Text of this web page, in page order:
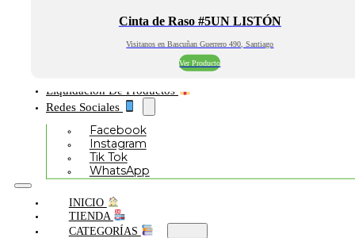
Cinta de Raso #5UN LISTÓN
Visitanos en Bascuñan Guerrero 490, Santiago
Ver Producto
Liquidación De Productos
Redes Sociales
Facebook
Instagram
Tik Tok
WhatsApp
INICIO
TIENDA
CATEGORÍAS